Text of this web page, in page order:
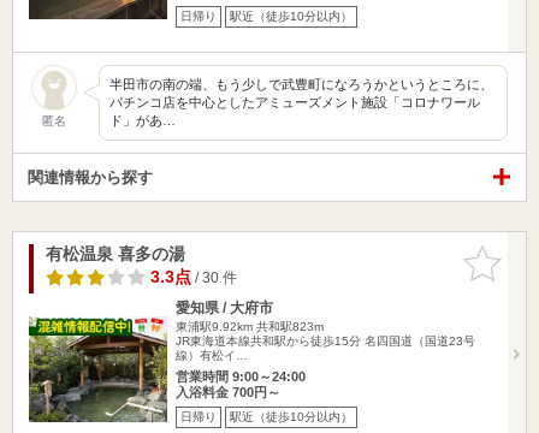
日帰り 駅近（徒歩10分以内）
匿名
半田市の南の端、もう少しで武豊町になろうかというところに、
パチンコ店を中心としたアミューズメント施設「コロナワール
ド」があ…
関連情報から探す
お気に入
りに追加
有松温泉 喜多の湯
3.3点/ 30 件
愛知県 / 大府市
東浦駅9.92km 共和駅823m
JR東海道本線共和駅から徒歩15分 名四国道（国道23号
線）有松イ…
営業時間 9:00～24:00
入浴料金 700円～
日帰り 駅近（徒歩10分以内）